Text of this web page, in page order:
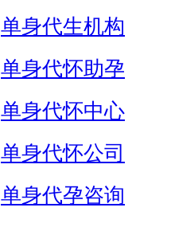
单身代生机构
单身代怀助孕
单身代怀中心
单身代怀公司
单身代孕咨询